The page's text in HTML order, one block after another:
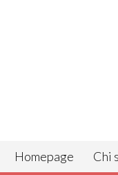
Homepage Chi